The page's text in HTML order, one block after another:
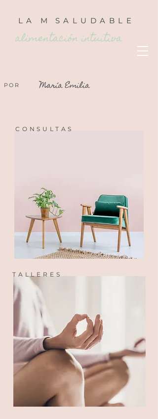
LA M SALUDABLE
alimentación intuitiva
POR María Emilia
CONSULTAS
TALLERES